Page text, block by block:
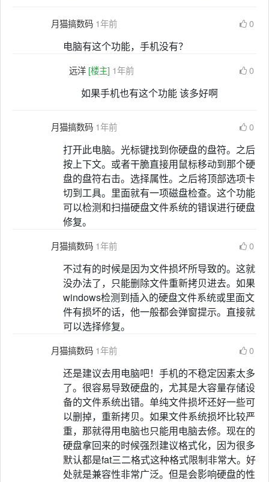
月猫搞数码 1年前 0
电脑有这个功能，手机没有？
远洋 [楼主] 1年前 0
如果手机也有这个功能 该多好啊
月猫搞数码 1年前 0
打开此电脑。光标键找到你硬盘的盘符。之后
按上下文。或者干脆直接用鼠标移动到那个硬
盘的盘符右击。选择属性。之后将顶部选项卡
切到工具。里面就有一项磁盘检查。这个功能
可以检测和扫描硬盘文件系统的错误进行硬盘
修复。
月猫搞数码 1年前 0
不过有的时候是因为文件损坏所导致的。这就
没办法了，只能删除文件重新拷贝进去。如果
windows检测到插入的硬盘文件系统或里面文
件有损坏的话，他一般都会弹窗提示。直接就
可以选择修复。
月猫搞数码 1年前 0
还是建议去用电脑吧！手机的不稳定因素太多
了。很容易导致硬盘的，尤其是大容量存储设
备的文件系统出错。单纯文件损坏还好一些可
以删掉，重新拷贝。如果文件系统损坏比较严
重，那就得用电脑也只能用电脑去修。现在的
硬盘拿回来的时候强烈建议格式化，因为很多
默认都是fat三二格式这种格式限制非常大。好
处就是兼容性非常广泛。但是会影响硬盘的性